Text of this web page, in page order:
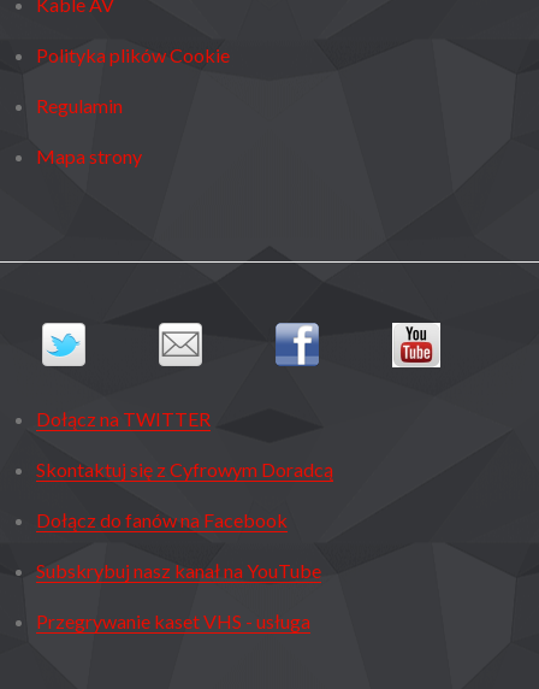
Polityka plików Cookie
Regulamin
Mapa strony
Dołącz na TWITTER
Skontaktuj się z Cyfrowym Doradcą
Dołącz do fanów na Facebook
Subskrybuj nasz kanał na YouTube
Przegrywanie kaset VHS - usługa